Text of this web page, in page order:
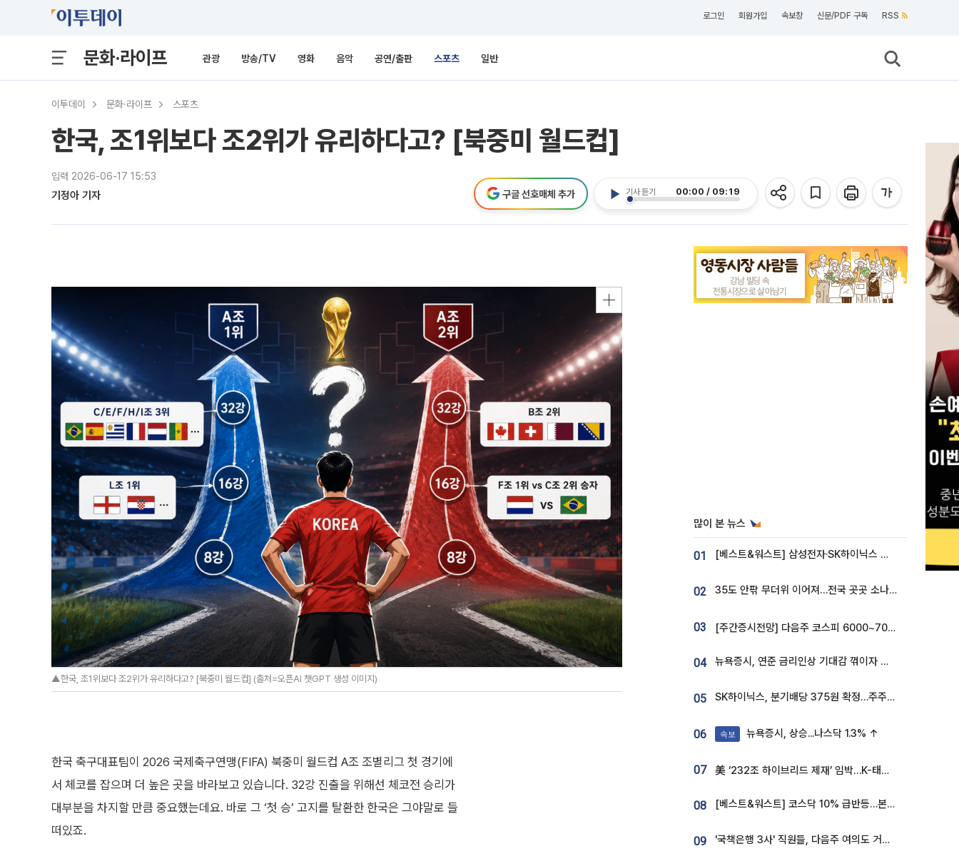
로그인 회원가입 속보창 신문/PDF 구독 RSS
문화·라이프 관광 방송/TV 영화 음악 공연/출판 스포츠 일반
이투데이 문화·라이프 스포츠
한국, 조1위보다 조2위가 유리하다고? [북중미 월드컵]
입력 2026-06-17 15:53
기정아 기자 기사 듣기 00:00 / 09:19
구글 선호매체 추가
▲한국, 조1위보다 조2위가 유리하다고? [북중미 월드컵] (출처=오픈AI 챗GPT 생성 이미지)
한국 축구대표팀이 2026 국제축구연맹(FIFA) 북중미 월드컵 A조 조별리그 첫 경기에
서 체코를 잡으며 더 높은 곳을 바라보고 있습니다. 32강 진출을 위해선 체코전 승리가
대부분을 차지할 만큼 중요했는데요. 바로 그 ‘첫 승’ 고지를 탈환한 한국은 그야말로 들
떠있죠.
많이 본 뉴스
01 [베스트&워스트] 삼성전자·SK하이닉스 밀린 한 주…상상인증권은 85% 급등
02 35도 안팎 무더위 이어져…전국 곳곳 소나기 [오늘 날씨]
03 [주간증시전망] 다음주 코스피 6000~7000⋯“外人 수급은 정책이 변수”
04 뉴욕증시, 연준 금리인상 기대감 꺾이자 상승...S&P500 사상 최고치 [종합]
05 SK하이닉스, 분기배당 375원 확정…주주환원책 9월로 앞당겨 발표
06 속보 뉴욕증시, 상승...나스닥 1.3% ↑
07 美 ‘232조 하이브리드 제재’ 임박…K-태양광, 불확실성 털고 날개 다나
08 [베스트&워스트] 코스닥 10% 급반등…본느, 최대주주 변경 기대에 270% 폭등
09 '국책은행 3사' 직원들, 다음주 여의도 거리 나서는 까닭은